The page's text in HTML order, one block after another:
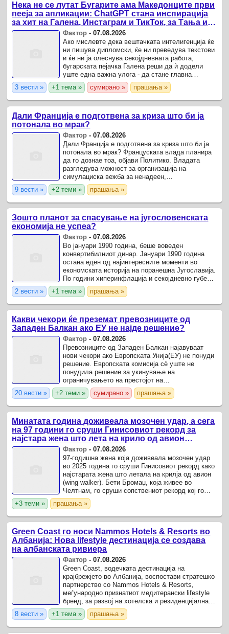
Нека не се лутат Бугарите ама Македонците први
пееја за апликации: ChatGPT стана инспирација
за хит на Галена, Инстаграм и ТикТок, за Тања и
Сузана
Фактор -07.08.2026
Ако мислевте дека вештачката интелигенција ќе
ни пишува дипломски, ќе ни преведува текстови
и ќе ни ја олеснува секојдневната работа,
бугарската пејачка Галена реши да ѝ додели
уште една важна улога - да стане главна
инспирација за нов хит.
3 вести » +1 тема » сумирано » прашања »
Дали Франција е подготвена за криза што би ја
потонала во мрак?
Фактор -07.08.2026
Дали Франција е подготвена за криза што би ја
потонала во мрак? Француската влада планира
да го дознае тоа, објави Политико. Владата
разгледува можност за организација на
симулациска вежба за ненадеен,
општонационален прекин на снабдувањето со
електрична енергија во втората ...
9 вести » +2 теми » прашања »
Зошто планот за спасување на југословенската
економија не успеа?
Фактор -07.08.2026
Во јануари 1990 година, беше воведен
конвертибилниот динар. Јануари 1990 година
остана еден од најинтересните моменти во
економската историја на поранешна Југославија.
По години хиперинфлација и секојдневно губење
на вредноста на парите, беше воведен
конвертибилниот динар - ...
2 вести » +1 тема » прашања »
Какви чекори ќе преземат превозниците од
Западен Балкан ако ЕУ не најде решение?
Фактор -07.08.2026
Превозниците од Западен Балкан најавуваат
нови чекори ако Eвропската Унија(ЕУ) не понуди
решение. Европската комисија сè уште не
понудила решение за укинување на
ограничувањето на престојот на
професионалните возачи на камиони од Западен
Балкан во земјите од Шенген-зоната – ...
20 вести » +2 теми » сумирано » прашања »
Минатата година доживеала мозочен удар, а сега
на 97 години го сруши Гинисовиот рекорд за
најстара жена што лета на крило од авион
(ВИДЕО)
Фактор -07.08.2026
97-годишна жена која доживеала мозочен удар
во 2025 година го сруши Гинисовиот рекорд како
најстарата жена што летала на крилја од авион
(wing walker). Бети Бромаџ, која живее во
Челтнам, го сруши сопствениот рекорд кој го
постави кога го направила истиот предизвик
пред четири ...
+3 теми » прашања »
Green Coast го носи Nammos Hotels & Resorts во
Албанија: Нова lifestyle дестинација се создава
на албанската ривиера
Фактор -07.08.2026
Green Coast, водечката дестинација на
крајбрежјето во Албанија, воспостави стратешко
партнерство со Nammos Hotels & Resorts,
меѓународно признатиот медитерански lifestyle
бренд, за развој на хотелска и резиденцијална
понуда под брендот Nammos во рамките на
комплексот Green Coast ...
8 вести » +1 тема » прашања »